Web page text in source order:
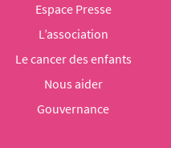
Espace Presse
L’association
Le cancer des enfants
Nous aider
Gouvernance